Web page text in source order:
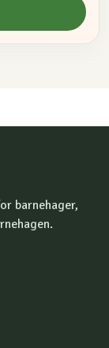
barnehager,